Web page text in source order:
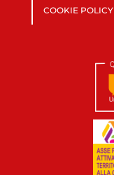
COOKIE POLICY